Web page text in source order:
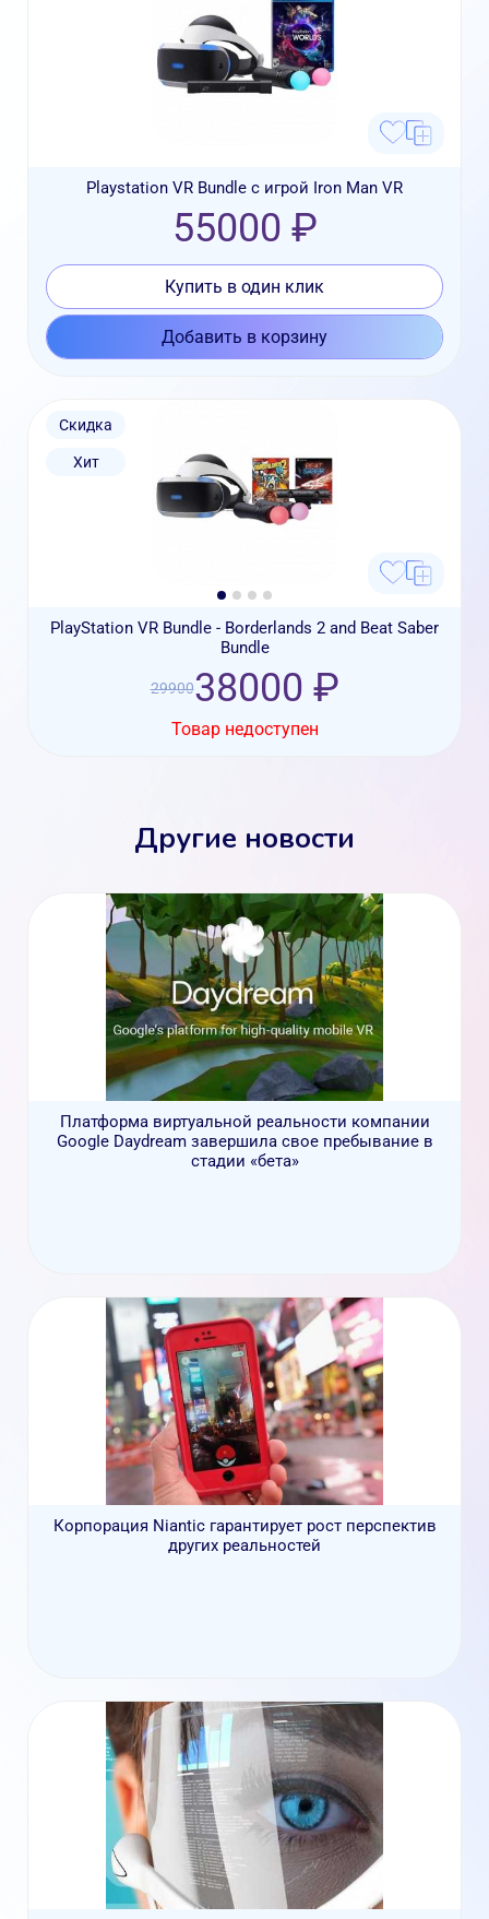
Playstation VR Bundle с игрой Iron Man VR
55000 ₽
Купить в один клик
Добавить в корзину
Скидка
Хит
PlayStation VR Bundle - Borderlands 2 and Beat Saber
Bundle
2990038000 ₽
Товар недоступен
Другие новости
Платформа виртуальной реальности компании
GoogIe Daydream завершила свое пребывание в
стадии «бета»
Корпорация Niantic гарантирует рост перспектив
других реальностей